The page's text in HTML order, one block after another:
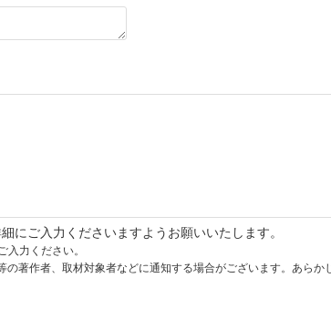
にご入力くださいますようお願いいたします。
力ください。
著作者、取材対象者などに通知する場合がございます。あらか